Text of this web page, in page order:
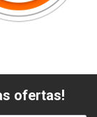
ofertas!